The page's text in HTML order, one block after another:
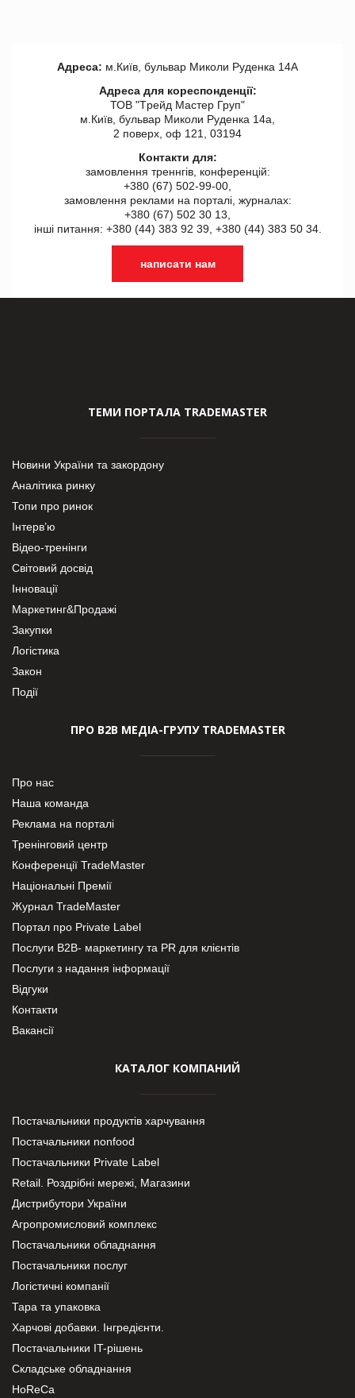
Адреса: м.Київ, бульвар Миколи Руденка 14А
Адреса для кореспонденції:
ТОВ "Tрейд Мастер Груп"
м.Київ, бульвар Миколи Руденка 14а,
2 поверх, оф 121, 03194
Контакти для:
замовлення треннгів, конференцій:
+380 (67) 502-99-00,
замовлення реклами на порталі, журналах:
+380 (67) 502 30 13,
інші питання: +380 (44) 383 92 39, +380 (44) 383 50 34.
написати нам
ТЕМИ ПОРТАЛА TRADEMASTER
Новини України та закордону
Аналітика ринку
Топи про ринок
Інтерв’ю
Відео-тренінги
Світовий досвід
Інновації
Маркетинг&Продажі
Закупки
Логістика
Закон
Події
ПРО В2В МЕДІА-ГРУПУ TRADEMASTER
Про нас
Наша команда
Реклама на порталі
Тренінговий центр
Конференції TradeMaster
Національні Премії
Журнал TradeMaster
Портал про Private Label
Послуги В2В- маркетингу та PR для клієнтів
Послуги з надання інформації
Відгуки
Контакти
Вакансії
КАТАЛОГ КОМПАНИЙ
Постачальники продуктів харчування
Постачальники nonfood
Постачальники Private Label
Retail. Роздрібні мережі, Магазини
Дистрибутори України
Агропромисловий комплекс
Постачальники обладнання
Постачальники послуг
Логістичні компанії
Тара та упаковка
Харчові добавки. Інгредієнти.
Постачальники IT-рішень
Складське обладнання
HoReCa